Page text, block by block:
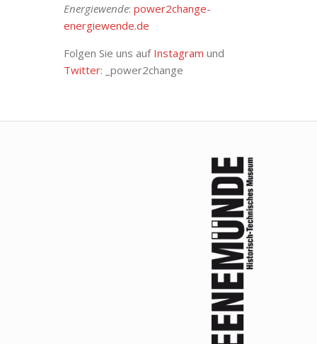
Energiewende: power2change-
energiewende.de
Folgen Sie uns auf Instagram und
Twitter: _power2change